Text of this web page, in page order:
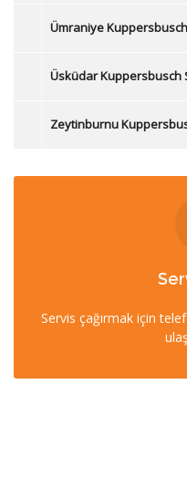
Ümraniye
Üsküdar Kuppersbusch
Zeytinburnu
Servis çağırmak için
0532